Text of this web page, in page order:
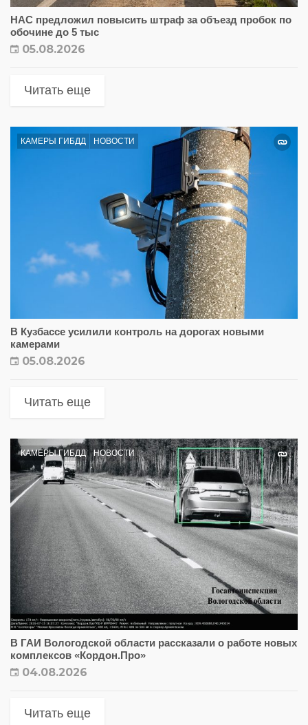
НАС предложил повысить штраф за объезд пробок по
обочине до 5 тыс
05.08.2026
Читать еще
КАМЕРЫ ГИБДД НОВОСТИ
В Кузбассе усилили контроль на дорогах новыми
камерами
05.08.2026
Читать еще
КАМЕРЫ ГИБДД НОВОСТИ
В ГАИ Вологодской области рассказали о работе новых
комплексов «Кордон.Про»
04.08.2026
Читать еще